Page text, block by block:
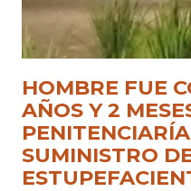
HOMBRE FUE
AÑOS Y 2
SUMINISTRO